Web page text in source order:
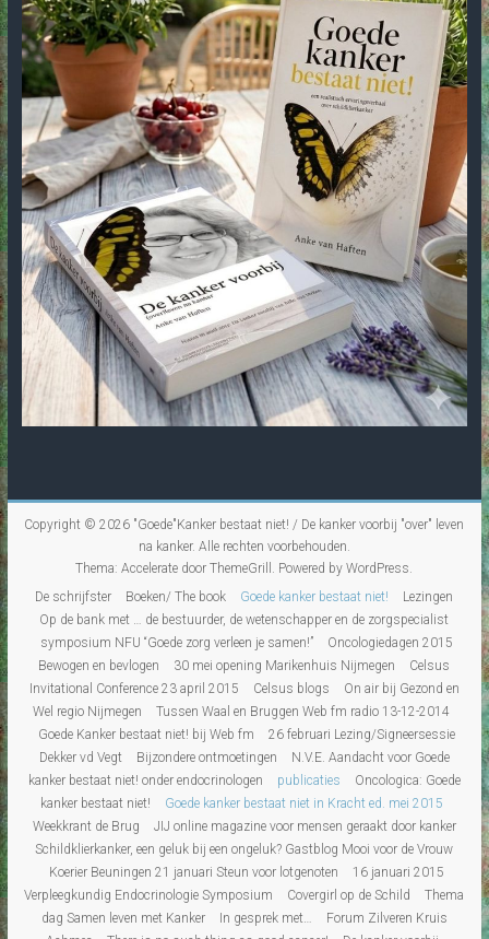
Copyright © 2026 "Goede"Kanker bestaat niet! / De kanker voorbij "over" leven
na kanker. Alle rechten voorbehouden.
Thema:Accelerate door ThemeGrill. Powered byWordPress.
De schrijfster
Boeken/ The book Goede kanker bestaat niet!
Lezingen
Op de bank met … de bestuurder, de wetenschapper en de zorgspecialist
symposium NFU “Goede zorg verleen je samen!”
Oncologiedagen 2015
Bewogen en bevlogen
30 mei opening Marikenhuis Nijmegen
Celsus
Invitational Conference 23 april 2015
Celsus blogs
On air bij Gezond en
Wel regio Nijmegen
Tussen Waal en Bruggen Web fm radio 13-12-2014
Goede Kanker bestaat niet! bij Web fm
26 februari Lezing/Signeersessie
Dekker vd Vegt
Bijzondere ontmoetingen
N.V.E. Aandacht voor Goede
kanker bestaat niet! onder endocrinologen
publicaties
Oncologica: Goede
kanker bestaat niet!
Goede kanker bestaat niet in Kracht ed. mei 2015
Weekkrant de Brug
JIJ online magazine voor mensen geraakt door kanker
Schildklierkanker, een geluk bij een ongeluk? Gastblog Mooi voor de Vrouw
Koerier Beuningen 21 januari Steun voor lotgenoten
16 januari 2015
Verpleegkundig Endocrinologie Symposium
Covergirl op de Schild
Thema
dag Samen leven met Kanker
In gesprek met…
Forum Zilveren Kruis